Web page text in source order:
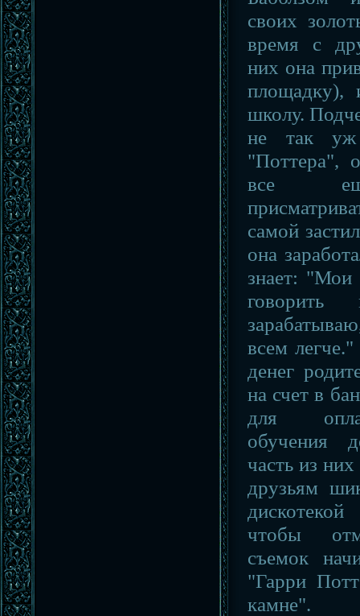
своих
время с
них она
площадку),
школу.
не так уж
"Поттера",
все
самой
она
знает: "Мои
всем
денег
на счет в
для
обучения
часть из
друзьям
чтобы
съемок
"Гарри
камне".